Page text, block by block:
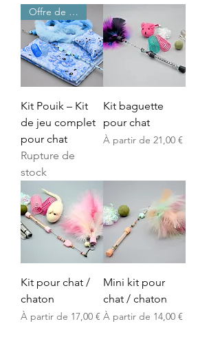
Offre de lancement
Kit Pouik – Kit
de jeu complet
pour chat
Rupture de
stock
Kit baguette
pour chat
À partir de 21,00 €
Prix promotionnel
Kit pour chat /
chaton
À partir de 17,00 €
Prix promotionnel
Mini kit pour
chat / chaton
À partir de 14,00 €
Prix promotionnel